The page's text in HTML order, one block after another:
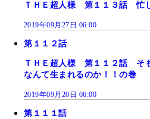
ＴＨＥ超人様 第１１３話 忙
2019年09月27日 06:00
第１１２話
ＴＨＥ超人様 第１１２話 そ
なんて生まれるのか！！の巻
2019年09月20日 06:00
第１１１話